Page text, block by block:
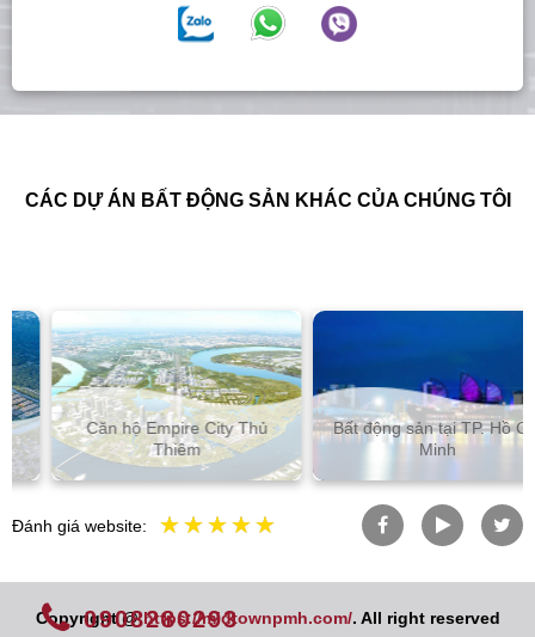
CÁC DỰ ÁN BẤT ĐỘNG SẢN KHÁC CỦA CHÚNG TÔI
Căn hộ Empire City Thủ
Thiêm
Bất động sản tại TP. Hồ Chí
Minh
Đánh giá website:
Copyright @https://midtownpmh.com/. All right reserved
0908280293